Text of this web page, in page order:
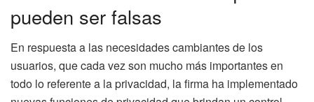
pueden ser falsas
En respuesta a las necesidades cambiantes de los
usuarios, que cada vez son mucho más importantes en
todo lo referente a la privacidad, la firma ha implementado